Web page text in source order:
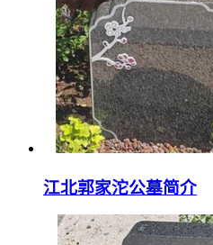
江北郭家沱公墓简介